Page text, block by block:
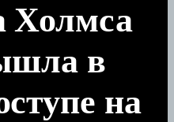
Холмса
в
на